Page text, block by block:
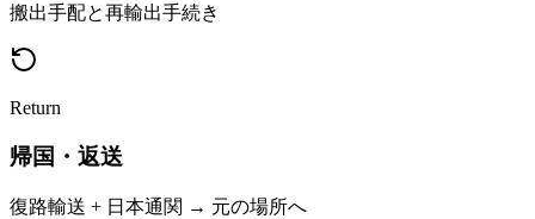
搬出手配と再輸出手続き
Return
帰国・返送
復路輸送 + 日本通関 → 元の場所へ